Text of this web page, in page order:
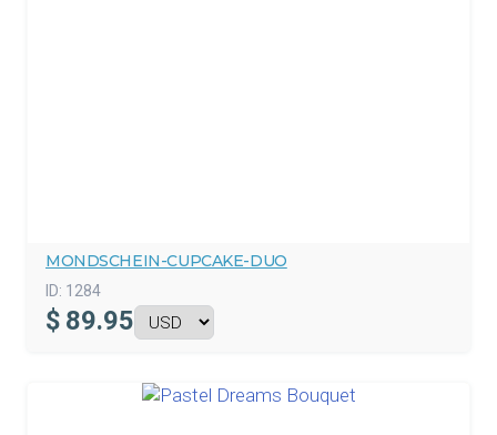
MONDSCHEIN-CUPCAKE-DUO
ID: 1284
$ 89.95